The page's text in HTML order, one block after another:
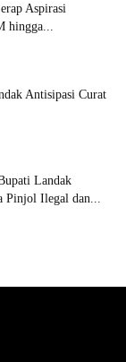
Aspirasi
hingga...
Antisipasi Curat
Landak
Pinjol Ilegal dan...